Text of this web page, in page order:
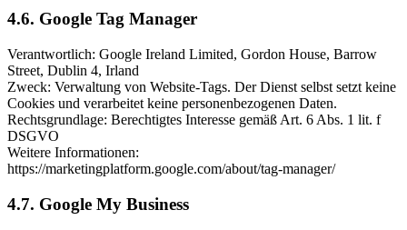
4.6. Google Tag Manager
Verantwortlich: Google Ireland Limited, Gordon House, Barrow
Street, Dublin 4, Irland
Zweck: Verwaltung von Website-Tags. Der Dienst selbst setzt keine
Cookies und verarbeitet keine personenbezogenen Daten.
Rechtsgrundlage: Berechtigtes Interesse gemäß Art. 6 Abs. 1 lit. f
DSGVO
Weitere Informationen:
https://marketingplatform.google.com/about/tag-manager/
4.7. Google My Business